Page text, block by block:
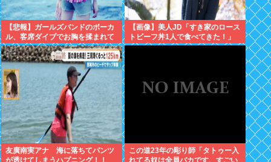
【悲報】ガールズバンドのボーカ
ル、客席ダイブでお胸を揉まれて
ガチギレ←これｗｗ
【画像】美人JD「すき家のロース
トビーフ丼1人で食べてきた！」
←合成みたいと話題にwww
友廣南実アナ 海に落ちてパンツ
この道23年の彫り師「タトゥー入